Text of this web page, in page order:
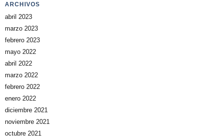
ARCHIVOS
abril 2023
marzo 2023
febrero 2023
mayo 2022
abril 2022
marzo 2022
febrero 2022
enero 2022
diciembre 2021
noviembre 2021
octubre 2021